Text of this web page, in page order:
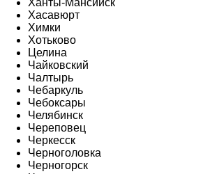
Ханты-Мансийск
Хасавюрт
Химки
Хотьково
Целина
Чайковский
Чалтырь
Чебаркуль
Чебоксары
Челябинск
Череповец
Черкесск
Черноголовка
Черногорск